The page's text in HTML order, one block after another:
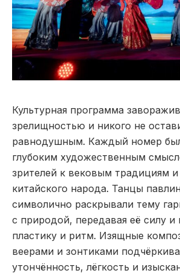
Культурная программа
зрелищностью и никого не
равнодушным. Каждый номер
глубоким художественным
зрителей к вековым традициям
китайского народа. Танцы
символично раскрывали тему
с природой, передавая её силу и
пластику и ритм. Изящные
веерами и зонтиками
утончённость, лёгкость и